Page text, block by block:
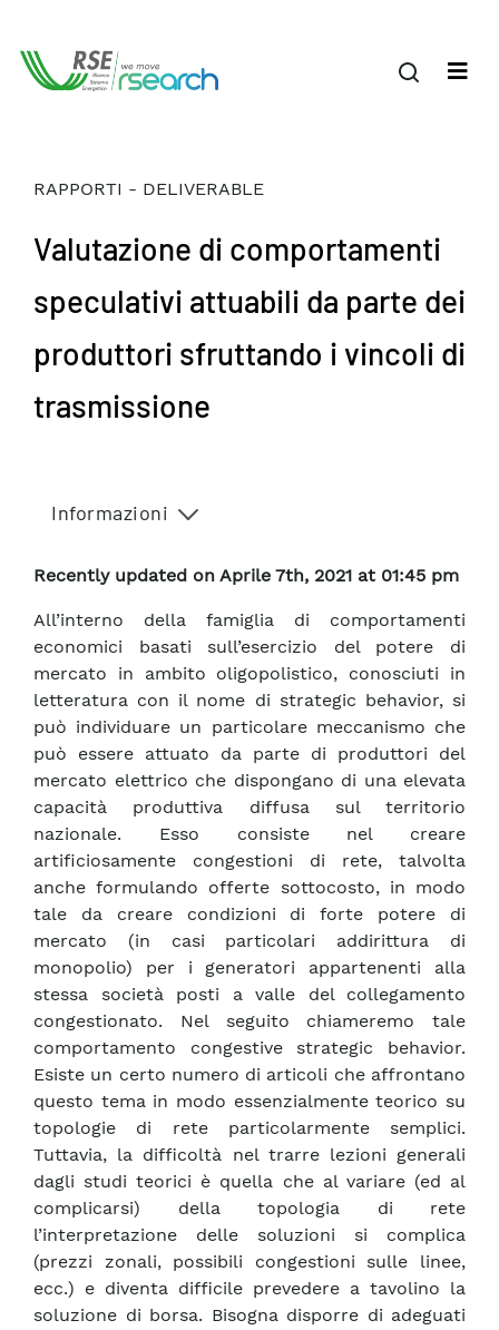
RAPPORTI - DELIVERABLE
Valutazione di comportamenti
speculativi attuabili da parte dei
produttori sfruttando i vincoli di
trasmissione
Informazioni
Recently updated on Aprile 7th, 2021 at 01:45 pm
All’interno della famiglia di comportamenti
economici basati sull’esercizio del potere di
mercato in ambito oligopolistico, conosciuti in
letteratura con il nome di strategic behavior, si
può individuare un particolare meccanismo che
può essere attuato da parte di produttori del
mercato elettrico che dispongano di una elevata
capacità produttiva diffusa sul territorio
nazionale. Esso consiste nel creare
artificiosamente congestioni di rete, talvolta
anche formulando offerte sottocosto, in modo
tale da creare condizioni di forte potere di
mercato (in casi particolari addirittura di
monopolio) per i generatori appartenenti alla
stessa società posti a valle del collegamento
congestionato. Nel seguito chiameremo tale
comportamento congestive strategic behavior.
Esiste un certo numero di articoli che affrontano
questo tema in modo essenzialmente teorico su
topologie di rete particolarmente semplici.
Tuttavia, la difficoltà nel trarre lezioni generali
dagli studi teorici è quella che al variare (ed al
complicarsi) della topologia di rete
l’interpretazione delle soluzioni si complica
(prezzi zonali, possibili congestioni sulle linee,
ecc.) e diventa difficile prevedere a tavolino la
soluzione di borsa. Bisogna disporre di adeguati